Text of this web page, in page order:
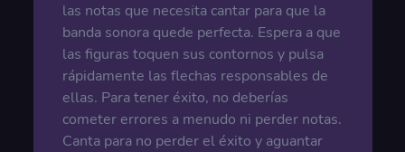
las notas que necesita cantar para que la
banda sonora quede perfecta. Espera a que
las figuras toquen sus contornos y pulsa
rápidamente las flechas responsables de
ellas. Para tener éxito, no deberías
cometer errores a menudo ni perder notas.
Canta para no perder el éxito y aguantar